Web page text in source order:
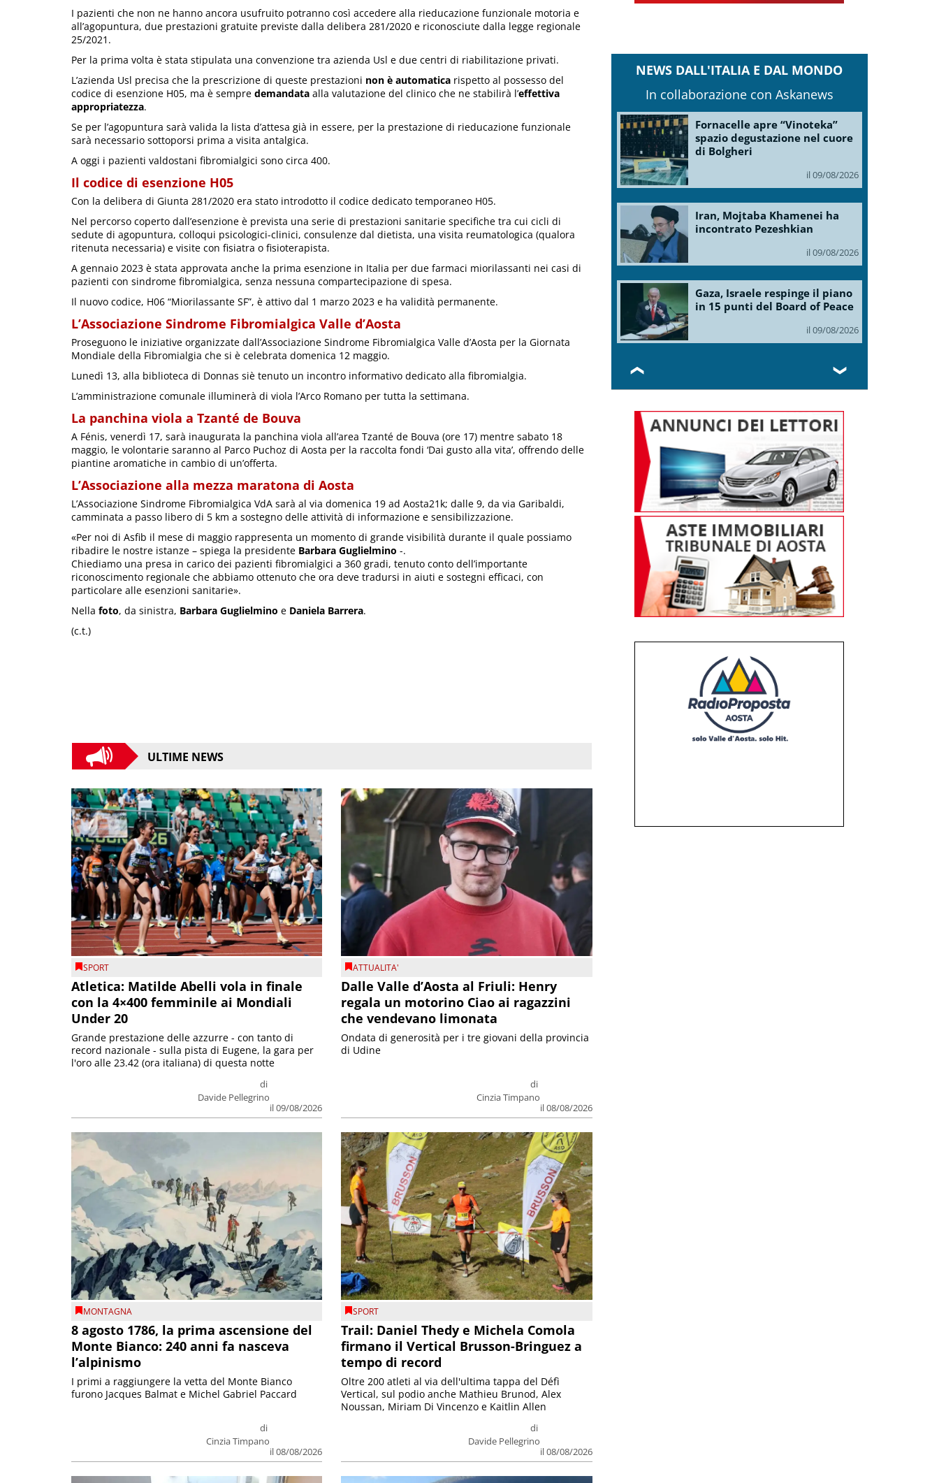
I pazienti che non ne hanno ancora usufruito potranno così accedere alla rieducazione funzionale motoria e
all’agopuntura, due prestazioni gratuite previste dalla delibera 281/2020 e riconosciute dalla legge regionale
25/2021.
Per la prima volta è stata stipulata una convenzione tra azienda Usl e due centri di riabilitazione privati.
L’azienda Usl precisa che la prescrizione di queste prestazioni non è automatica rispetto al possesso del
codice di esenzione H05, ma è sempre demandata alla valutazione del clinico che ne stabilirà l’effettiva
appropriatezza.
Se per l’agopuntura sarà valida la lista d’attesa già in essere, per la prestazione di rieducazione funzionale
sarà necessario sottoporsi prima a visita antalgica.
A oggi i pazienti valdostani fibromialgici sono circa 400.
Il codice di esenzione H05
Con la delibera di Giunta 281/2020 era stato introdotto il codice dedicato temporaneo H05.
Nel percorso coperto dall’esenzione è prevista una serie di prestazioni sanitarie specifiche tra cui cicli di
sedute di agopuntura, colloqui psicologici-clinici, consulenze dal dietista, una visita reumatologica (qualora
ritenuta necessaria) e visite con fisiatra o fisioterapista.
A gennaio 2023 è stata approvata anche la prima esenzione in Italia per due farmaci miorilassanti nei casi di
pazienti con sindrome fibromialgica, senza nessuna compartecipazione di spesa.
Il nuovo codice, H06 “Miorilassante SF”, è attivo dal 1 marzo 2023 e ha validità permanente.
L’Associazione Sindrome Fibromialgica Valle d’Aosta
Proseguono le iniziative organizzate dall’Associazione Sindrome Fibromialgica Valle d’Aosta per la Giornata
Mondiale della Fibromialgia che si è celebrata domenica 12 maggio.
Lunedì 13, alla biblioteca di Donnas siè tenuto un incontro informativo dedicato alla fibromialgia.
L’amministrazione comunale illuminerà di viola l’Arco Romano per tutta la settimana.
La panchina viola a Tzanté de Bouva
A Fénis, venerdì 17, sarà inaugurata la panchina viola all’area Tzanté de Bouva (ore 17) mentre sabato 18
maggio, le volontarie saranno al Parco Puchoz di Aosta per la raccolta fondi ‘Dai gusto alla vita’, offrendo delle
piantine aromatiche in cambio di un’offerta.
L’Associazione alla mezza maratona di Aosta
L’Associazione Sindrome Fibromialgica VdA sarà al via domenica 19 ad Aosta21k; dalle 9, da via Garibaldi,
camminata a passo libero di 5 km a sostegno delle attività di informazione e sensibilizzazione.
«Per noi di Asfib il mese di maggio rappresenta un momento di grande visibilità durante il quale possiamo
ribadire le nostre istanze – spiega la presidente Barbara Guglielmino -.
Chiediamo una presa in carico dei pazienti fibromialgici a 360 gradi, tenuto conto dell’importante
riconoscimento regionale che abbiamo ottenuto che ora deve tradursi in aiuti e sostegni efficaci, con
particolare alle esenzioni sanitarie».
Nella foto, da sinistra, Barbara Guglielmino e Daniela Barrera.
(c.t.)
ULTIME NEWS
SPORT
Atletica: Matilde Abelli vola in finale
con la 4×400 femminile ai Mondiali
Under 20
di
Davide Pellegrino
il 09/08/2026
Grande prestazione delle azzurre - con tanto di
record nazionale - sulla pista di Eugene, la gara per
l'oro alle 23.42 (ora italiana) di questa notte
ATTUALITA'
Dalle Valle d’Aosta al Friuli: Henry
regala un motorino Ciao ai ragazzini
che vendevano limonata
di
Cinzia Timpano
il 08/08/2026
Ondata di generosità per i tre giovani della provincia
di Udine
MONTAGNA
8 agosto 1786, la prima ascensione del
Monte Bianco: 240 anni fa nasceva
l’alpinismo
di
Cinzia Timpano
il 08/08/2026
I primi a raggiungere la vetta del Monte Bianco
furono Jacques Balmat e Michel Gabriel Paccard
SPORT
Trail: Daniel Thedy e Michela Comola
firmano il Vertical Brusson-Bringuez a
tempo di record
di
Davide Pellegrino
il 08/08/2026
Oltre 200 atleti al via dell'ultima tappa del Défì
Vertical, sul podio anche Mathieu Brunod, Alex
Noussan, Miriam Di Vincenzo e Kaitlin Allen
NEWS DALL'ITALIA E DAL MONDO
In collaborazione con Askanews
Fornacelle apre “Vinoteka”
spazio degustazione nel cuore
di Bolgheri
il 09/08/2026
Iran, Mojtaba Khamenei ha
incontrato Pezeshkian
il 09/08/2026
Gaza, Israele respinge il piano
in 15 punti del Board of Peace
il 09/08/2026
❮ ❯